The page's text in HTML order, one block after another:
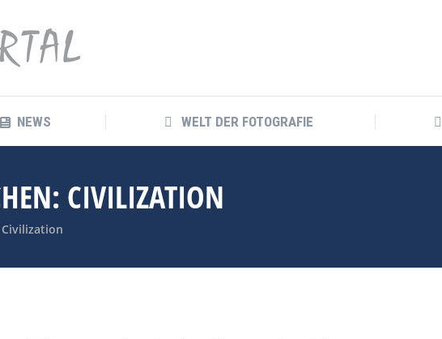
NEWS WELT DER FOTOGRAFIE
CIVILIZATION
NEWS